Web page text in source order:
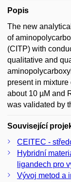
Popis
The new
of
(CITP) with
qualitative and
present in
about 10 µM and
was validated by
Související
CEITEC -
Hybridní
ligandech pro
Vývoj metod a